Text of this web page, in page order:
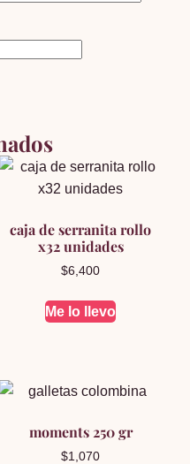
caja de serranita rollo
x32 unidades
$6,400
Me lo llevo
moments 250 gr
$1,070